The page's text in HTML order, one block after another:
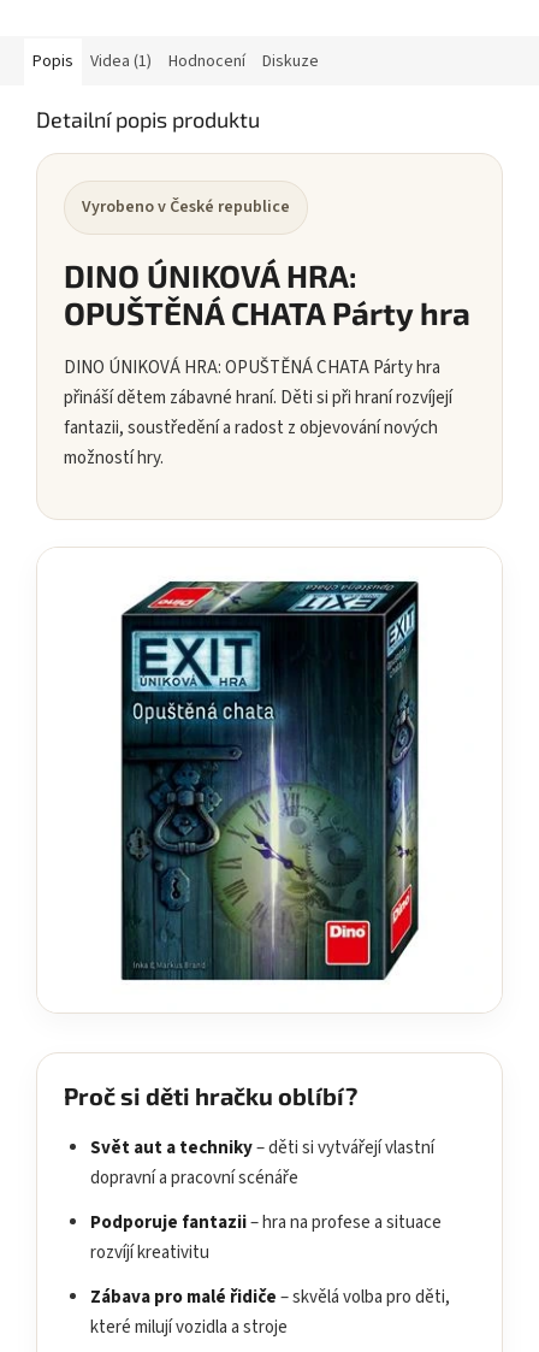
Popis Videa (1) Hodnocení Diskuze
Detailní popis produktu
Vyrobeno v České republice
DINO ÚNIKOVÁ HRA:
OPUŠTĚNÁ CHATA Párty hra
DINO ÚNIKOVÁ HRA: OPUŠTĚNÁ CHATA Párty hra
přináší dětem zábavné hraní. Děti si při hraní rozvíjejí
fantazii, soustředění a radost z objevování nových
možností hry.
Proč si děti hračku oblíbí?
Svět aut a techniky– děti si vytvářejí vlastní
dopravní a pracovní scénáře
Podporuje fantazii– hra na profese a situace
rozvíjí kreativitu
Zábava pro malé řidiče– skvělá volba pro děti,
které milují vozidla a stroje